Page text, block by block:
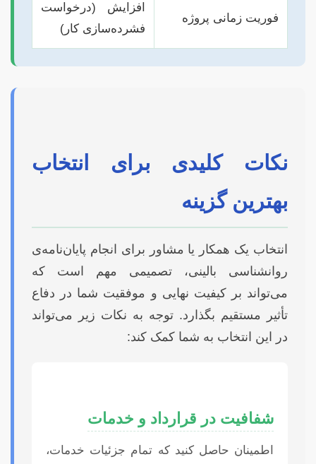
فوریت زمانی پروژه
افزایش (درخواست
فشرده‌سازی کار)
نکات کلیدی برای انتخاب
بهترین گزینه
انتخاب یک همکار یا مشاور برای انجام پایان‌نامه‌ی
روانشناسی بالینی، تصمیمی مهم است که
می‌تواند بر کیفیت نهایی و موفقیت شما در دفاع
تأثیر مستقیم بگذارد. توجه به نکات زیر می‌تواند
در این انتخاب به شما کمک کند:
شفافیت در قرارداد و خدمات
اطمینان حاصل کنید که تمام جزئیات خدمات،